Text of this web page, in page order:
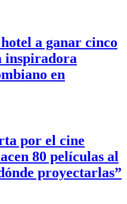
a ganar cinco
inspiradora
en
por el cine
80 películas al
proyectarlas”